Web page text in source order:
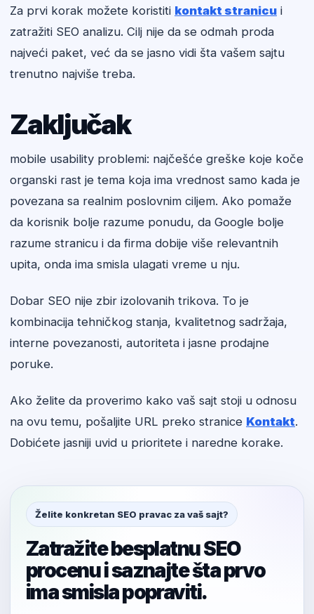
Za prvi korak možete koristiti kontakt stranicu i
zatražiti SEO analizu. Cilj nije da se odmah proda
najveći paket, već da se jasno vidi šta vašem sajtu
trenutno najviše treba.
Zaključak
mobile usability problemi: najčešće greške koje koče
organski rast je tema koja ima vrednost samo kada je
povezana sa realnim poslovnim ciljem. Ako pomaže
da korisnik bolje razume ponudu, da Google bolje
razume stranicu i da firma dobije više relevantnih
upita, onda ima smisla ulagati vreme u nju.
Dobar SEO nije zbir izolovanih trikova. To je
kombinacija tehničkog stanja, kvalitetnog sadržaja,
interne povezanosti, autoriteta i jasne prodajne
poruke.
Ako želite da proverimo kako vaš sajt stoji u odnosu
na ovu temu, pošaljite URL preko stranice Kontakt.
Dobićete jasniji uvid u prioritete i naredne korake.
Želite konkretan SEO pravac za vaš sajt?
Zatražite besplatnu SEO
procenu i saznajte šta prvo
ima smisla popraviti.